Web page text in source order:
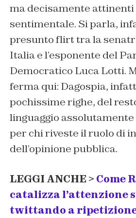
ma decisamente attinenti
sentimentale. Si parla,
presunto flirt tra la
Italia e l’esponente del
Democratico Luca Lotti.
ferma qui: Dagospia,
pochissime righe, del
linguaggio
per chi riveste il ruolo di
dell’opinione pubblica.
LEGGI ANCHE > Come
catalizza l’attenzione
twittando a